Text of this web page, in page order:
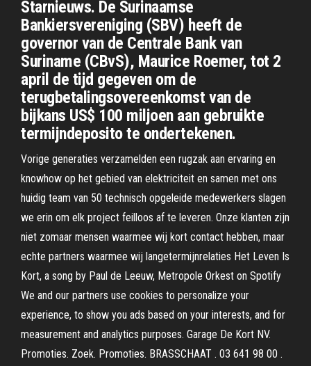
Starnieuws. De Surinaamse
Bankiersvereniging (SBV) heeft de
governor van de Centrale Bank van
Suriname (CBvS), Maurice Roemer, tot 2
april de tijd gegeven om de
terugbetalingsovereenkomst van de
bijkans US$ 100 miljoen aan gebruikte
termijndeposito te ondertekenen.
Vorige generaties verzamelden een rugzak aan ervaring en
knowhow op het gebied van elektriciteit en samen met ons
huidig team van 50 technisch opgeleide medewerkers slagen
we erin om elk project feilloos af te leveren. Onze klanten zijn
niet zomaar mensen waarmee wij kort contact hebben, maar
echte partners waarmee wij langetermijnrelaties Het Leven Is
Kort, a song by Paul de Leeuw, Metropole Orkest on Spotify
We and our partners use cookies to personalize your
experience, to show you ads based on your interests, and for
measurement and analytics purposes. Garage De Kort NV.
Promoties. Zoek. Promoties. BRASSCHAAT . 03 641 98 00 .